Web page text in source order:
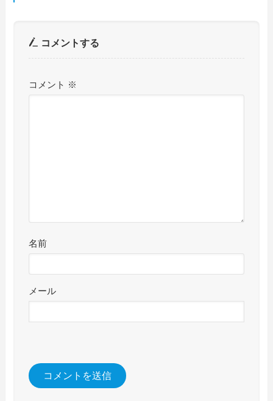
コメントする
コメント ※
名前
メール